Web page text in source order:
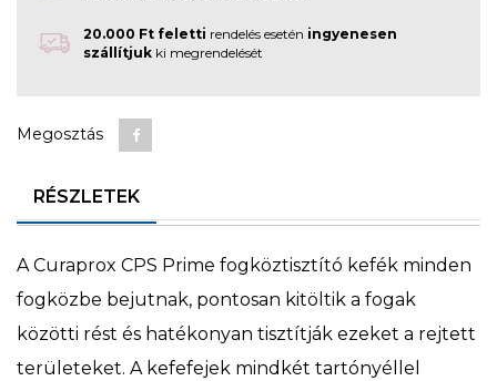
20.000 Ft feletti rendelés esetén ingyenesen
szállítjuk ki megrendelését
Megosztás
RÉSZLETEK
A Curaprox CPS Prime fogköztisztító kefék minden
fogközbe bejutnak, pontosan kitöltik a fogak
közötti rést és hatékonyan tisztítják ezeket a rejtett
területeket. A kefefejek mindkét tartónyéllel